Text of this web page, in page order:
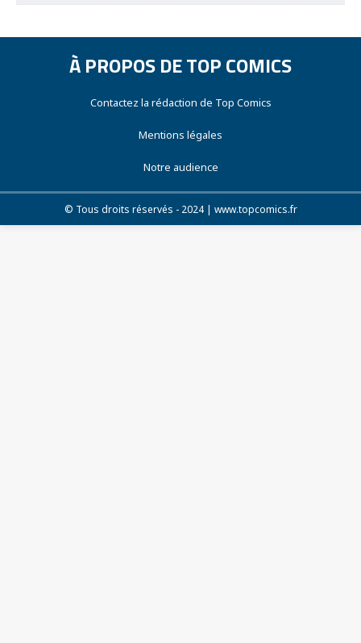
À PROPOS DE TOP COMICS
Contactez la rédaction de Top Comics
Mentions légales
Notre audience
© Tous droits réservés - 2024 | www.topcomics.fr